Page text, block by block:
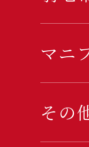
マニ
その